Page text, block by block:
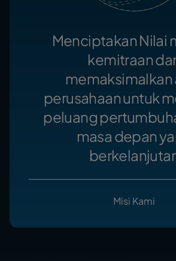
Menciptakan Nilai
kemitraan
memaksimalkan
perusahaan untuk
peluang
masa depan
Misi Kami